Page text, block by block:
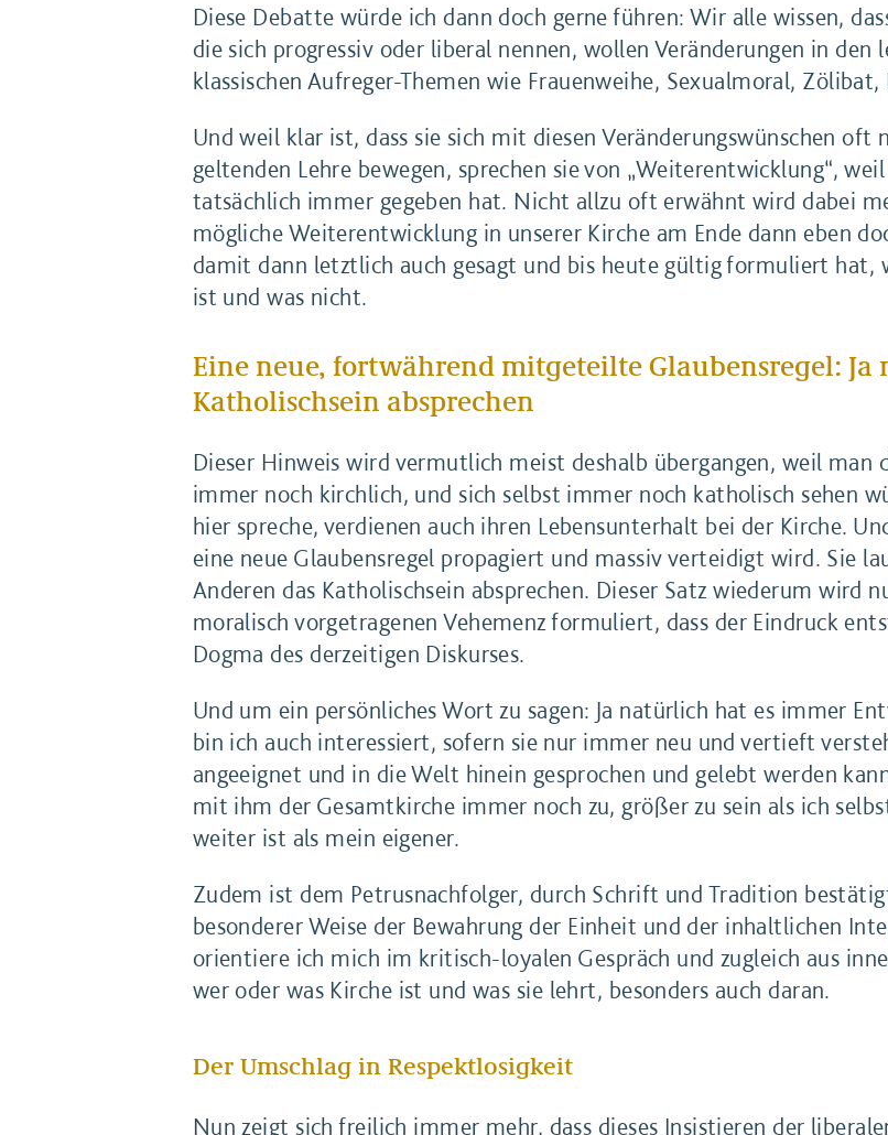
Diese Debatte würde ich dann doch gerne führen: Wir alle wissen,
die sich progressiv oder liberal nennen, wollen Veränderungen in
klassischen Aufreger-Themen wie Frauenweihe, Sexualmoral, Zölibat,
Und weil klar ist, dass sie sich mit diesen Veränderungswünschen
geltenden Lehre bewegen, sprechen sie von „Weiterentwicklung“,
tatsächlich immer gegeben hat. Nicht allzu oft erwähnt wird dabei
mögliche Weiterentwicklung in unserer Kirche am Ende dann eben
damit dann letztlich auch gesagt und bis heute gültig formuliert hat,
ist und was nicht.
Eine neue, fortwährend mitgeteilte Glaubensregel: Ja
Katholischsein absprechen
Dieser Hinweis wird vermutlich meist deshalb übergangen, weil man
immer noch kirchlich, und sich selbst immer noch katholisch sehen
hier spreche, verdienen auch ihren Lebensunterhalt bei der Kirche.
eine neue Glaubensregel propagiert und massiv verteidigt wird. Sie
Anderen das Katholischsein absprechen. Dieser Satz wiederum wird
moralisch vorgetragenen Vehemenz formuliert, dass der Eindruck
Dogma des derzeitigen Diskurses.
Und um ein persönliches Wort zu sagen: Ja natürlich hat es immer
bin ich auch interessiert, sofern sie nur immer neu und vertieft
angeeignet und in die Welt hinein gesprochen und gelebt werden
mit ihm der Gesamtkirche immer noch zu, größer zu sein als ich
weiter ist als mein eigener.
Zudem ist dem Petrusnachfolger, durch Schrift und Tradition
besonderer Weise der Bewahrung der Einheit und der inhaltlichen
orientiere ich mich im kritisch-loyalen Gespräch und zugleich aus
wer oder was Kirche ist und was sie lehrt, besonders auch daran.
Der Umschlag in Respektlosigkeit
Nun zeigt sich freilich immer mehr, dass dieses Insistieren der